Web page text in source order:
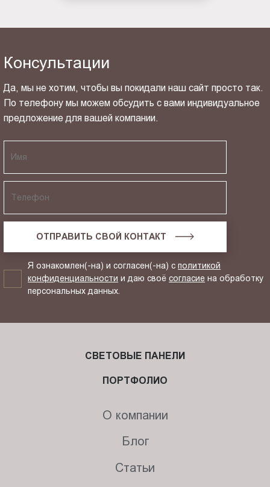
Консультации
Да, мы не хотим, чтобы вы покидали наш сайт просто так.
По телефону мы можем обсудить с вами индивидуальное
предложение для вашей компании.
ОТПРАВИТЬ СВОЙ КОНТАКТ
Я ознакомлен(-на) и согласен(-на) сполитикой
конфиденциальности и даю своёсогласие на обработку
персональных данных.
СВЕТОВЫЕ ПАНЕЛИ
ПОРТФОЛИО
О компании
Блог
Статьи